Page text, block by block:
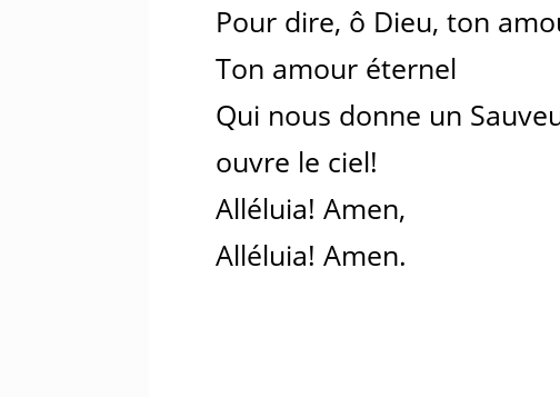
Pour dire, ô Dieu, ton
Ton amour éternel
Qui nous donne un
ouvre le ciel!
Alléluia! Amen,
Alléluia! Amen.